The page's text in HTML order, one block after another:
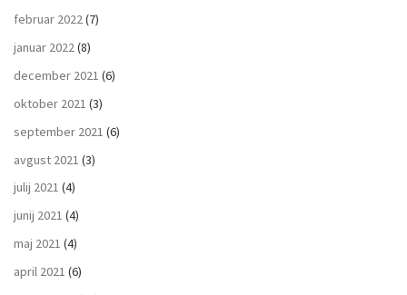
februar 2022(7)
januar 2022(8)
december 2021 (6)
oktober 2021 (3)
september 2021 (6)
avgust 2021 (3)
julij 2021 (4)
junij 2021 (4)
maj 2021 (4)
april 2021 (6)